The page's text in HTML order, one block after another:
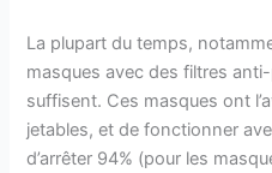
La plupart du temps,
masques avec des filtres
suffisent. Ces masques ont
jetables, et de fonctionner
d’arrêter 94% (pour les